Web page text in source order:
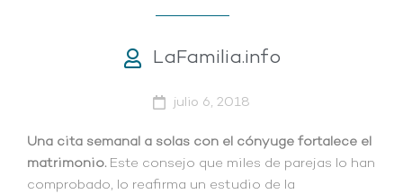
LaFamilia.info
julio 6, 2018
Una cita semanal a solas con el cónyuge fortalece el
matrimonio.Este consejo que miles de parejas lo han
comprobado, lo reafirma un estudio de la